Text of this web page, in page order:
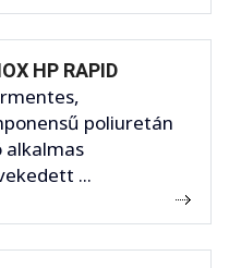
HP RAPID
poliuretán
alkalmas
...